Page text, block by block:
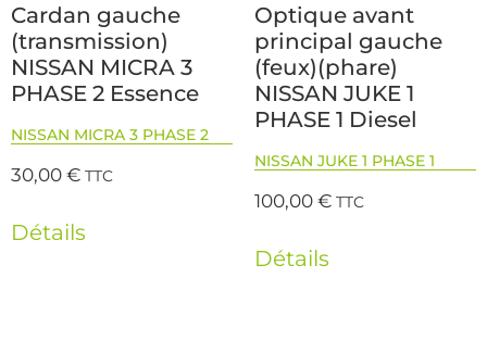
Cardan gauche
(transmission)
NISSAN MICRA 3
PHASE 2 Essence
NISSAN MICRA 3 PHASE 2
30,00€ TTC
Détails
Optique avant
principal gauche
(feux)(phare)
NISSAN JUKE 1
PHASE 1 Diesel
NISSAN JUKE 1 PHASE 1
100,00€ TTC
Détails